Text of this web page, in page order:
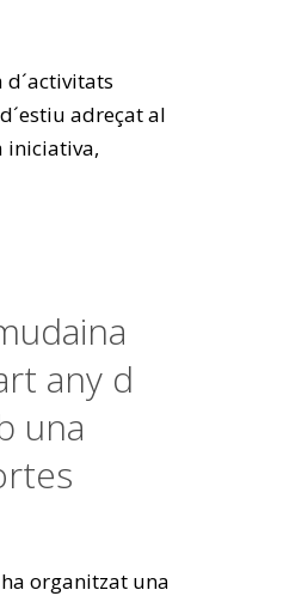
adreçat al
iniciativa,
any d
una
organitzat una